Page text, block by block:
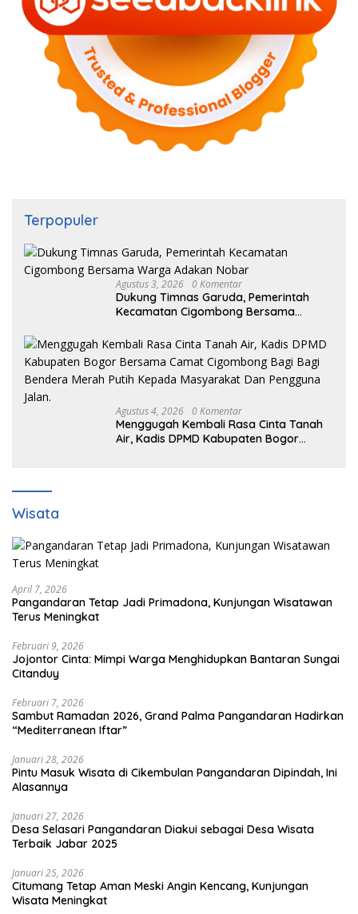
Terpopuler
Agustus 3, 2026 0 Komentar
Dukung Timnas Garuda, Pemerintah
Kecamatan Cigombong Bersama
Agustus 4, 2026 0 Komentar
Menggugah Kembali Rasa Cinta Tanah
Air, Kadis DPMD Kabupaten Bogor
Wisata
April 7, 2026
Pangandaran Tetap Jadi Primadona, Kunjungan Wisatawan
Terus Meningkat
Februari 9, 2026
Jojontor Cinta: Mimpi Warga Menghidupkan Bantaran Sungai
Citanduy
Februari 7, 2026
Sambut Ramadan 2026, Grand Palma Pangandaran Hadirkan
“Mediterranean Iftar”
Januari 28, 2026
Pintu Masuk Wisata di Cikembulan Pangandaran Dipindah, Ini
Alasannya
Januari 27, 2026
Desa Selasari Pangandaran Diakui sebagai Desa Wisata
Terbaik Jabar 2025
Januari 25, 2026
Citumang Tetap Aman Meski Angin Kencang, Kunjungan
Wisata Meningkat